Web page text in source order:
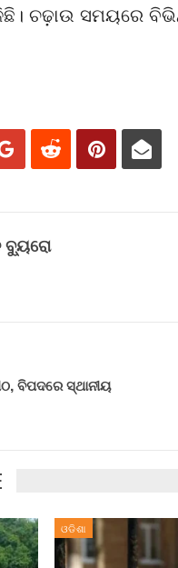
ଚଢ଼ାଉ ସମୟରେ
ବ୍ୟୁରୋ
ବିପଦରେ ସ୍ଥାନୀୟ
ଓଡିଶା